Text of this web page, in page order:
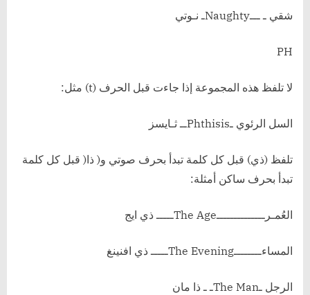
شقي ـ ـــNaughtyـ نـوتي
PH
لا تلفظ هذه المجموعة إذا جاءت قبل الحرف (t) مثل:
السل الرئوي ـPhthisisــ ثـايسز
تلفظ (ذي) قبل كل كلمة تبدأ بحرف صوتي و( ذا( قبل كل كلمة
تبدأ بحرف ساكن أمثلة:
العُمـرــــــــــــــThe Ageـــــ ذي ايج
المساءــــــــThe Eveningـــــ ذي افنينغ
الرجل ـThe Manـ ـ ذا مان